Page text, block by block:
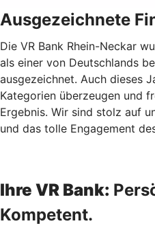
Ausgezeichnete
Die VR Bank Rhein-Neckar
als einer von Deutschlands
ausgezeichnet. Auch dieses
Kategorien überzeugen und
Ergebnis. Wir sind stolz auf
und das tolle Engagement
Ihre VR Bank:
Kompetent.